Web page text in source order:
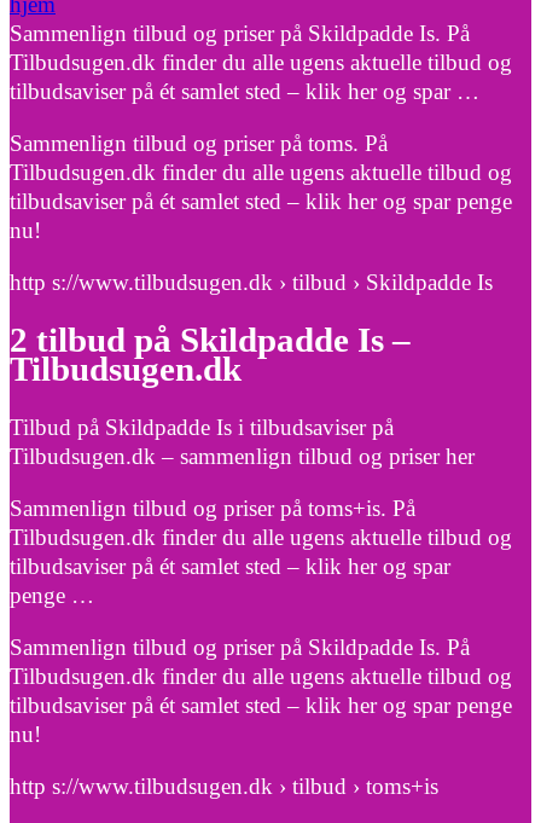
Sammenlign tilbud og priser på Skildpadde Is. På
Tilbudsugen.dk finder du alle ugens aktuelle tilbud og
tilbudsaviser på ét samlet sted – klik her og spar …
Sammenlign tilbud og priser på toms. På
Tilbudsugen.dk finder du alle ugens aktuelle tilbud og
tilbudsaviser på ét samlet sted – klik her og spar penge
nu!
http s://www.tilbudsugen.dk › tilbud › Skildpadde Is
2 tilbud på Skildpadde Is –
Tilbudsugen.dk
Tilbud på Skildpadde Is i tilbudsaviser på
Tilbudsugen.dk – sammenlign tilbud og priser her
Sammenlign tilbud og priser på toms+is. På
Tilbudsugen.dk finder du alle ugens aktuelle tilbud og
tilbudsaviser på ét samlet sted – klik her og spar
penge …
Sammenlign tilbud og priser på Skildpadde Is. På
Tilbudsugen.dk finder du alle ugens aktuelle tilbud og
tilbudsaviser på ét samlet sted – klik her og spar penge
nu!
http s://www.tilbudsugen.dk › tilbud › toms+is